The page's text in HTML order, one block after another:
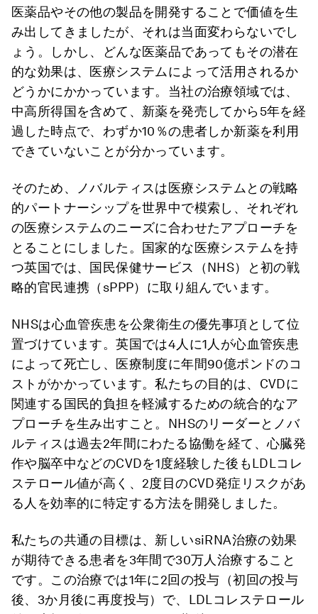
医薬品やその他の製品を開発することで価値を生
み出してきましたが、それは当面変わらないでし
ょう。しかし、どんな医薬品であってもその潜在
的な効果は、医療システムによって活用されるか
どうかにかかっています。当社の治療領域では、
中高所得国を含めて、新薬を発売してから5年を経
過した時点で、わずか10％の患者しか新薬を利用
できていないことが分かっています。
そのため、ノバルティスは医療システムとの戦略
的パートナーシップを世界中で模索し、それぞれ
の医療システムのニーズに合わせたアプローチを
とることにしました。国家的な医療システムを持
つ英国では、国民保健サービス（NHS）と初の戦
略的官民連携（sPPP）に取り組んでいます。
NHSは心血管疾患を公衆衛生の優先事項として位
置づけています。英国では4人に1人が心血管疾患
によって死亡し、医療制度に年間90億ポンドのコ
ストがかかっています。私たちの目的は、CVDに
関連する国民的負担を軽減するための統合的なア
プローチを生み出すこと。NHSのリーダーとノバ
ルティスは過去2年間にわたる協働を経て、心臓発
作や脳卒中などのCVDを1度経験した後もLDLコレ
ステロール値が高く、2度目のCVD発症リスクがあ
る人を効率的に特定する方法を開発しました。
私たちの共通の目標は、新しいsiRNA治療の効果
が期待できる患者を3年間で30万人治療すること
です。この治療では1年に2回の投与（初回の投与
後、3か月後に再度投与）で、LDLコレステロール